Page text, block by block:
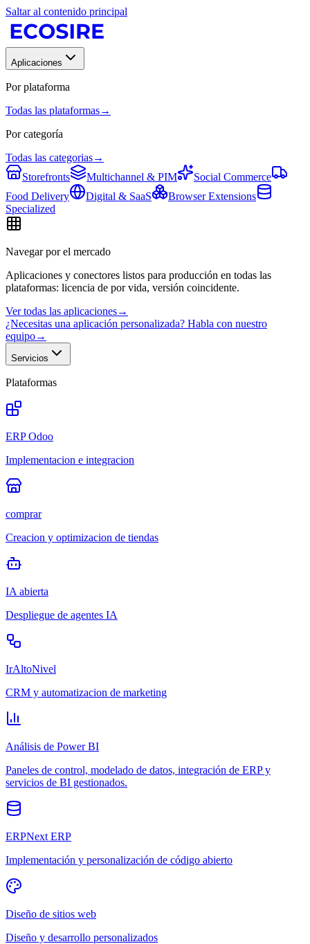
Saltar al contenido principal
Aplicaciones
Por plataforma
Todas las plataformas→
Por categoría
Todas las categorias→
Storefronts
Multichannel & PIM
Social Commerce
Food Delivery
Digital & SaaS
Browser Extensions
Specialized
Navegar por el mercado
Aplicaciones y conectores listos para producción en todas las
plataformas: licencia de por vida, versión coincidente.
Ver todas las aplicaciones→
¿Necesitas una aplicación personalizada? Habla con nuestro
equipo→
Servicios
Plataformas
ERP Odoo
Implementacion e integracion
comprar
Creacion y optimizacion de tiendas
IA abierta
Despliegue de agentes IA
IrAltoNivel
CRM y automatizacion de marketing
Análisis de Power BI
Paneles de control, modelado de datos, integración de ERP y
servicios de BI gestionados.
ERPNext ERP
Implementación y personalización de código abierto
Diseño de sitios web
Diseño y desarrollo personalizados